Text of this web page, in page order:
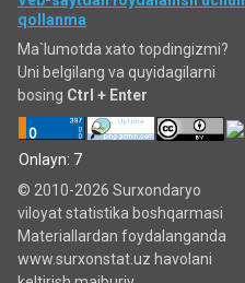
qollanma
Ma`lumotda xato topdingizmi?
Uni belgilang va quyidagilarni
bosing Ctrl + Enter
Onlayn: 7
© 2010-2026 Surxondaryo
viloyat statistika boshqarmasi
Materiallardan foydalanganda
www.surxonstat.uz havolani